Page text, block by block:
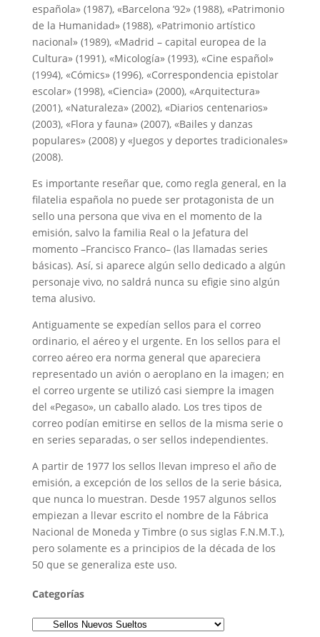
española» (1987), «Barcelona ’92» (1988), «Patrimonio
de la Humanidad» (1988), «Patrimonio artístico
nacional» (1989), «Madrid – capital europea de la
Cultura» (1991), «Micología» (1993), «Cine español»
(1994), «Cómics» (1996), «Correspondencia epistolar
escolar» (1998), «Ciencia» (2000), «Arquitectura»
(2001), «Naturaleza» (2002), «Diarios centenarios»
(2003), «Flora y fauna» (2007), «Bailes y danzas
populares» (2008) y «Juegos y deportes tradicionales»
(2008).
Es importante reseñar que, como regla general, en la
filatelia española no puede ser protagonista de un
sello una persona que viva en el momento de la
emisión, salvo la familia Real o la Jefatura del
momento –Francisco Franco– (las llamadas series
básicas). Así, si aparece algún sello dedicado a algún
personaje vivo, no saldrá nunca su efigie sino algún
tema alusivo.
Antiguamente se expedían sellos para el correo
ordinario, el aéreo y el urgente. En los sellos para el
correo aéreo era norma general que apareciera
representado un avión o aeroplano en la imagen; en
el correo urgente se utilizó casi siempre la imagen
del «Pegaso», un caballo alado. Los tres tipos de
correo podían emitirse en sellos de la misma serie o
en series separadas, o ser sellos independientes.
A partir de 1977 los sellos llevan impreso el año de
emisión, a excepción de los sellos de la serie básica,
que nunca lo muestran. Desde 1957 algunos sellos
empiezan a llevar escrito el nombre de la Fábrica
Nacional de Moneda y Timbre (o sus siglas F.N.M.T.),
pero solamente es a principios de la década de los
50 que se generaliza este uso.
Categorías